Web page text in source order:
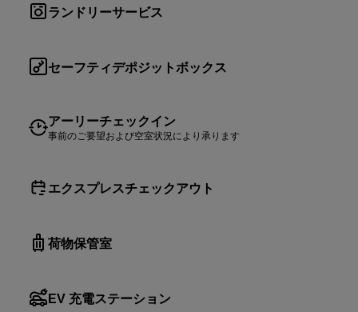
ランドリーサービス
セーフティデポジットボックス
アーリーチェックイン
事前のご要望および空室状況により承ります
エクスプレスチェックアウト
荷物保管室
EV 充電ステーション